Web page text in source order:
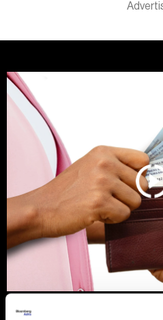
Banke traže veći